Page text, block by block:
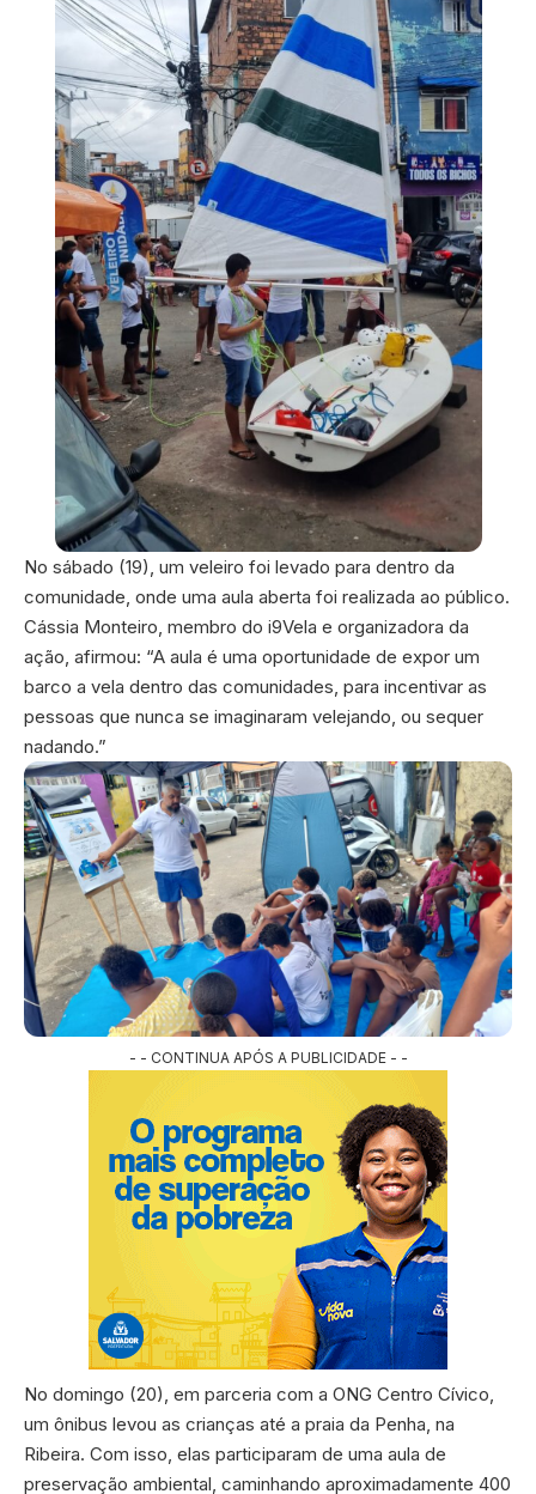
No sábado (19), um veleiro foi levado para dentro da
comunidade, onde uma aula aberta foi realizada ao público.
Cássia Monteiro, membro do i9Vela e organizadora da
ação, afirmou: “A aula é uma oportunidade de expor um
barco a vela dentro das comunidades, para incentivar as
pessoas que nunca se imaginaram velejando, ou sequer
nadando.”
- - CONTINUA APÓS A PUBLICIDADE - -
No domingo (20), em parceria com a ONG Centro Cívico,
um ônibus levou as crianças até a praia da Penha, na
Ribeira. Com isso, elas participaram de uma aula de
preservação ambiental, caminhando aproximadamente 400